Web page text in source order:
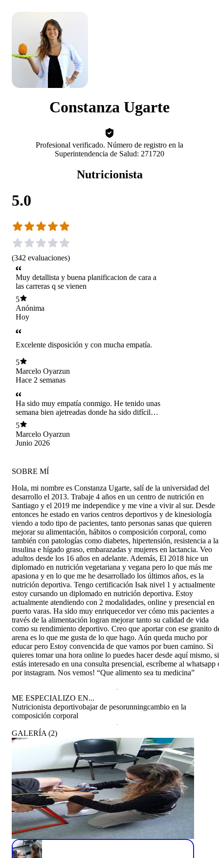
Constanza Ugarte
Profesional verificado. Número de registro en la
Superintendencia de Salud: 271720
Nutricionista
5.0
(342 evaluaciones)
Muy detallista y buena planificacion de cara a
las carreras q se vienen
5
Anónima
Hoy
Excelente disposición y con mucha empatía.
5
Marcelo Oyarzun
Hace 2 semanas
Ha sido muy empatía conmigo. He tenido unas
semana bien ajetreadas donde ha sido difícil
estar en línea con lo que planificamos y
discutimos. Pero ella me ha motivado mucho a
encontrar el equilibrio y seguir adelante.
Gracias!!!
5
Marcelo Oyarzun
Junio 2026
SOBRE MÍ
Hola, mi nombre es Constanza Ugarte, salí de la universidad del
desarrollo el 2013. Trabaje 4 años en un centro de nutrición en
Santiago y el 2019 me independice y me vine a vivir al sur. Desde
entonces he estado en varios centros deportivos y de kinesiología
viendo a todo tipo de pacientes, tanto personas sanas que quieren
mejorar su alimentación, hábitos o composición corporal, como
también con patologías como diabetes, hipertensión, resistencia a la
insulina e hígado graso, embarazadas y mujeres en lactancia. Veo
adultos desde los 16 años en adelante. Además, El 2018 hice un
diplomado en nutrición vegetariana y vegana pero lo que más me
apasiona y en lo que me he desarrollado los últimos años, es la
nutrición deportiva. Tengo certificación Isak nivel 1 y actualmente
estoy cursando un diplomado en nutrición deportiva. Estoy
actualmente atendiendo con 2 modalidades, online y presencial en
puerto varas. Ha sido muy enriquecedor ver cómo mis pacientes a
través de la alimentación logran mejorar tanto su calidad de vida
como su rendimiento deportivo. Creo que aportar con ese granito
arena es lo que me gusta de lo que hago. Aún queda mucho por
educar pero Estoy convencida de que vamos por buen camino. Si
quieres tomar una hora online lo puedes hacer desde aquí mismo, si
estás interesado en una consulta presencial, escríbeme al whatsapp
por instagram. Nos vemos! “Que alimento sea tu medicina”
ME ESPECIALIZO EN...
Nutricionista deportivobajar de pesorunningcambio en la
composición corporal
GALERÍA (2)